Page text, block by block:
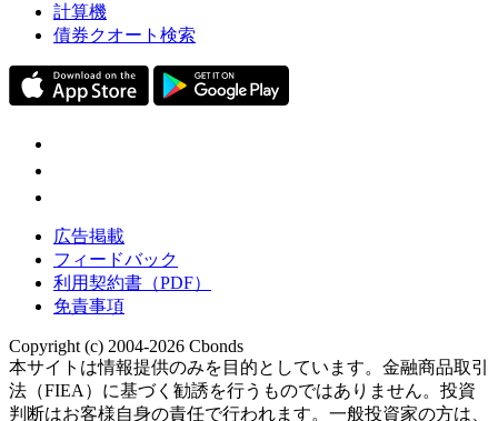
計算機
債券クオート検索
広告掲載
フィードバック
利用契約書（PDF）
免責事項
Copyright (c) 2004-2026 Cbonds
本サイトは情報提供のみを目的としています。金融商品取引
法（FIEA）に基づく勧誘を行うものではありません。投資
判断はお客様自身の責任で行われます。一般投資家の方は、